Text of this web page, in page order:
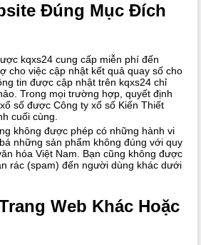
Đúng Mục Đích
kqxs24 cung cấp miễn phí đến
cho việc cập nhật kết quả quay số cho
tin được cập nhật trên kqxs24 chỉ
Trong mọi trường hợp, quyết định
số được Công ty xổ số Kiến Thiết
cuối cùng.
không được phép có những hành vi
những sản phẩm không đúng với quy
hóa Việt Nam. Bạn cũng không được
rác (spam) đến người dùng khác dưới
Web Khác Hoặc